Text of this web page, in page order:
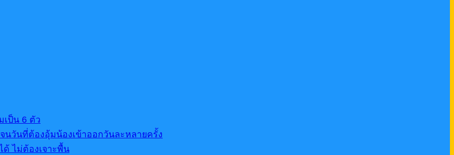
ป็น 6 ตัว
วันที่ต้องอุ้มน้องเข้าออกวันละหลายครั้ง
ไม่ต้องเจาะพื้น